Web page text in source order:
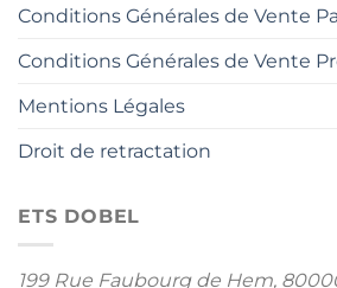
Conditions Générales de Vente
Conditions Générales de Vente
Mentions Légales
Droit de retractation
ETS DOBEL
199 Rue Faubourg de Hem,